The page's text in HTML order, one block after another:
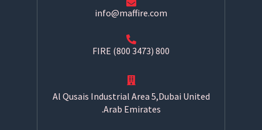
info@maffire.com
800 FIRE (800 3473)
Al Qusais Industrial Area 5,Dubai United
Arab Emirates.